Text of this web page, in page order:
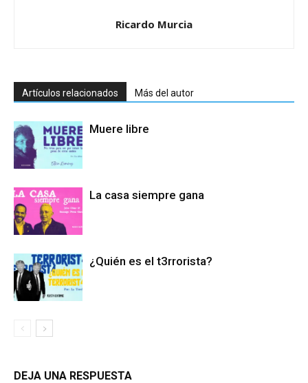
Ricardo Murcia
Artículos relacionados Más del autor
Muere libre
La casa siempre gana
¿Quién es el t3rrorista?
DEJA UNA RESPUESTA